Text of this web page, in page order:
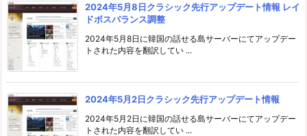
2024年5月8日クラシック先行アップデート情報 レイ
ドボスバランス調整
2024年5月8日に韓国の話せる島サーバーにてアップデー
トされた内容を翻訳してい ...
2024年5月2日クラシック先行アップデート情報
2024年5月2日に韓国の話せる島サーバーにてアップデー
トされた内容を翻訳してい ...